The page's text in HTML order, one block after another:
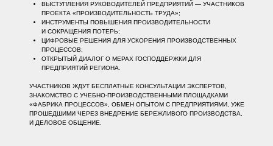
ВЫСТУПЛЕНИЯ РУКОВОДИТЕЛЕЙ ПРЕДПРИЯТИЙ — УЧАСТНИКОВ
ПРОЕКТА «ПРОИЗВОДИТЕЛЬНОСТЬ ТРУДА»;
ИНСТРУМЕНТЫ ПОВЫШЕНИЯ ПРОИЗВОДИТЕЛЬНОСТИ
И СОКРАЩЕНИЯ ПОТЕРЬ;
ЦИФРОВЫЕ РЕШЕНИЯ ДЛЯ УСКОРЕНИЯ ПРОИЗВОДСТВЕННЫХ
ПРОЦЕССОВ;
ОТКРЫТЫЙ ДИАЛОГ О МЕРАХ ГОСПОДДЕРЖКИ ДЛЯ
ПРЕДПРИЯТИЙ РЕГИОНА.
УЧАСТНИКОВ ЖДУТ БЕСПЛАТНЫЕ КОНСУЛЬТАЦИИ ЭКСПЕРТОВ,
ЗНАКОМСТВО С УЧЕБНО-ПРОИЗВОДСТВЕННЫМИ ПЛОЩАДКАМИ
«ФАБРИКА ПРОЦЕССОВ», ОБМЕН ОПЫТОМ С ПРЕДПРИЯТИЯМИ, УЖЕ
ПРОШЕДШИМИ ЧЕРЕЗ ВНЕДРЕНИЕ БЕРЕЖЛИВОГО ПРОИЗВОДСТВА,
И ДЕЛОВОЕ ОБЩЕНИЕ.